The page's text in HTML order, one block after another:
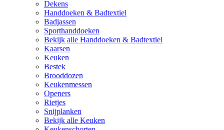
Dekens
Handdoeken & Badtextiel
Badjassen
Sporthanddoeken
Bekijk alle Handdoeken & Badtextiel
Kaarsen
Keuken
Bestek
Brooddozen
Keukenmessen
Openers
Rietjes
Snijplanken
Bekijk alle Keuken